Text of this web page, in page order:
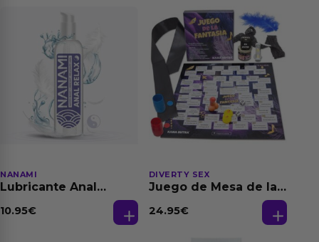
NANAMI
Lubricante Anal
Dilatación Base Agua
10.95€
DIVERTY SEX
Juego de Mesa de las
24.95€